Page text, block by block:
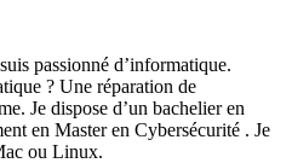
passionné d’informatique.
? Une réparation de
Je dispose d’un bachelier en
en Master en Cybersécurité . Je
ou Linux.